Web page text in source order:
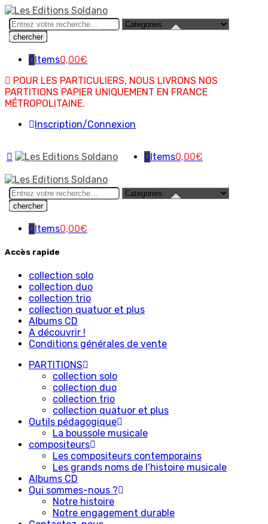
Search
here
0Items0,00€
POUR LES PARTICULIERS, NOUS LIVRONS NOS
PARTITIONS PAPIER UNIQUEMENT EN FRANCE
MÉTROPOLITAINE.
Inscription/Connexion
0Items0,00€
Search
here
0Items0,00€
Accès rapide
collection solo
collection duo
collection trio
collection quatuor et plus
Albums CD
A découvrir !
Conditions générales de vente
PARTITIONS
collection solo
collection duo
collection trio
collection quatuor et plus
Outils pédagogique
La boussole musicale
compositeurs
Les compositeurs contemporains
Les grands noms de l’histoire musicale
Albums CD
Qui sommes-nous ?
Notre histoire
Notre engagement durable